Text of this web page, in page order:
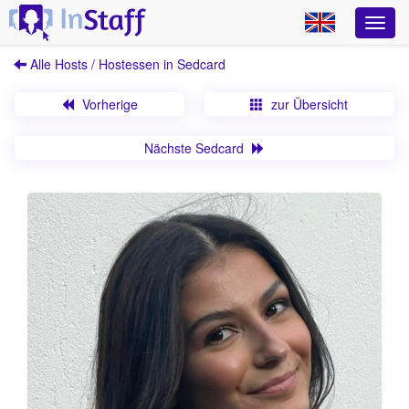
Alle Hosts / Hostessen in Sedcard
Vorherige zur Übersicht
Nächste Sedcard